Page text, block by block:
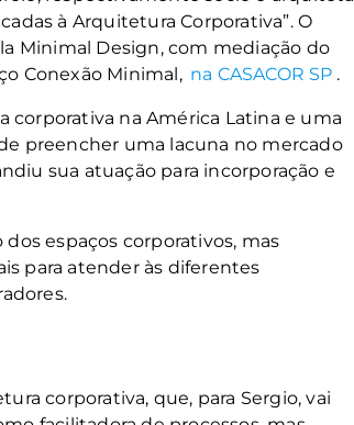
à Arquitetura Corporativa”. O
Minimal Design, com mediação do
Conexão Minimal, na CASACOR SP .
corporativa na América Latina e uma
preencher uma lacuna no mercado
sua atuação para incorporação e
espaços corporativos, mas
para atender às diferentes
corporativa, que, para Sergio, vai